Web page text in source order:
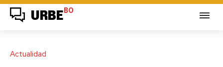
URBE BO
Actualidad